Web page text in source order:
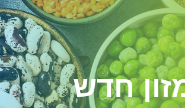
חדש